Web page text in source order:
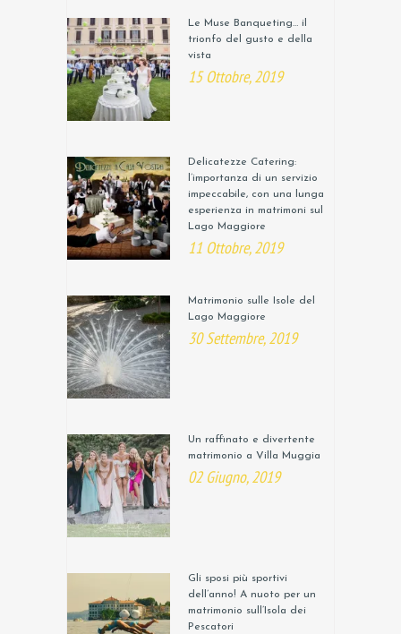
Le Muse Banqueting… il
trionfo del gusto e della
vista
15 Ottobre, 2019
Delicatezze Catering:
l’importanza di un servizio
impeccabile, con una lunga
esperienza in matrimoni sul
Lago Maggiore
11 Ottobre, 2019
Matrimonio sulle Isole del
Lago Maggiore
30 Settembre, 2019
Un raffinato e divertente
matrimonio a Villa Muggia
02 Giugno, 2019
Gli sposi più sportivi
dell’anno! A nuoto per un
matrimonio sull’Isola dei
Pescatori